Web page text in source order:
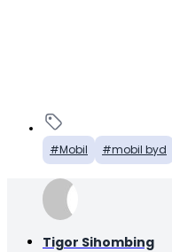
Mobil mobil byd
Tigor Sihombing